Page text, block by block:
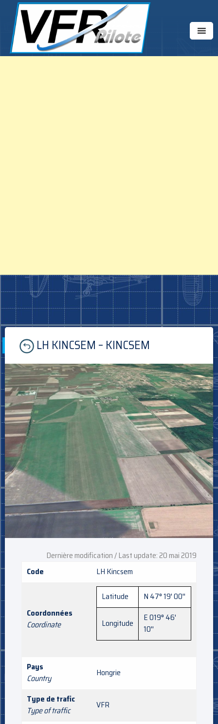
Skip
content
LH KINCSEM – KINCSEM
Dernière modification / Last update: 20 mai 2019
Code
LH Kincsem
Coordonnées
Coordinate
Latitude N 47° 19' 00''
Longitude
E 019° 46'
10''
Pays
Country
Hongrie
Type de trafic
Type of traffic
VFR